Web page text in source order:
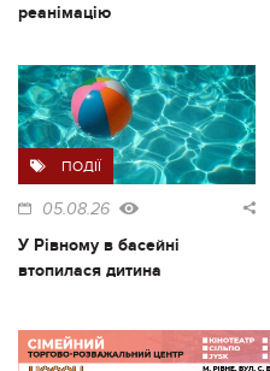
реанімацію
ПОДІЇ
05.08.26
У Рівному в басейні
втопилася дитина